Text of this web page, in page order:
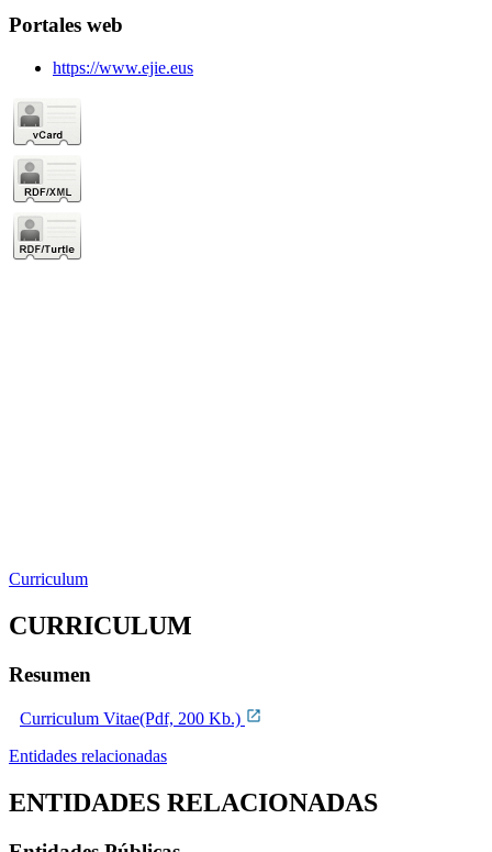
Portales web
https://www.ejie.eus
Curriculum
CURRICULUM
Resumen
Curriculum Vitae(Pdf, 200 Kb.)
Entidades relacionadas
ENTIDADES RELACIONADAS